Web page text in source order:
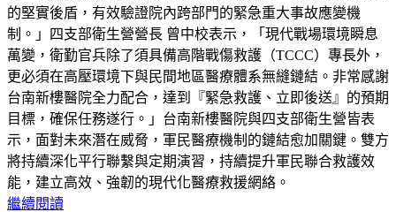
的堅實後盾，有效驗證院內跨部門的緊急重大事故應變機
制。」四支部衛生營營長 曾中校表示，「現代戰場環境瞬息
萬變，衛勤官兵除了須具備高階戰傷救護（TCCC）專長外，
更必須在高壓環境下與民間地區醫療體系無縫鏈結。非常感謝
台南新樓醫院全力配合，達到『緊急救護、立即後送』的預期
目標，確保任務遂行。」台南新樓醫院與四支部衛生營皆表
示，面對未來潛在威脅，軍民醫療機制的鏈結愈加關鍵。雙方
將持續深化平行聯繫與定期演習，持續提升軍民聯合救護效
能，建立高效、強韌的現代化醫療救援網絡。
繼續閱讀